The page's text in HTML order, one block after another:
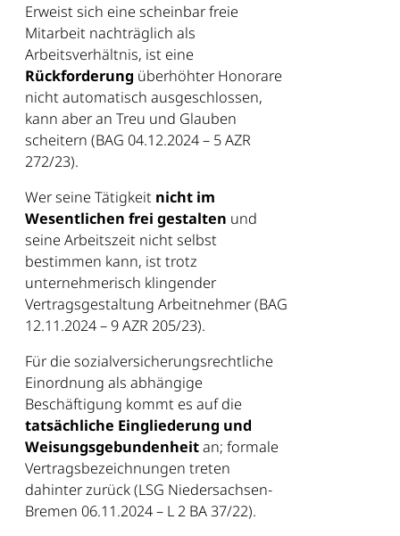
Erweist sich eine scheinbar freie
Mitarbeit nachträglich als
Arbeitsverhältnis, ist eine
Rückforderung überhöhter Honorare
nicht automatisch ausgeschlossen,
kann aber an Treu und Glauben
scheitern (BAG 04.12.2024 – 5 AZR
272/23).
Wer seine Tätigkeit nicht im
Wesentlichen frei gestalten und
seine Arbeitszeit nicht selbst
bestimmen kann, ist trotz
unternehmerisch klingender
Vertragsgestaltung Arbeitnehmer (BAG
12.11.2024 – 9 AZR 205/23).
Für die sozialversicherungsrechtliche
Einordnung als abhängige
Beschäftigung kommt es auf die
tatsächliche Eingliederung und
Weisungsgebundenheitan; formale
Vertragsbezeichnungen treten
dahinter zurück (LSG Niedersachsen-
Bremen 06.11.2024 – L 2 BA 37/22).